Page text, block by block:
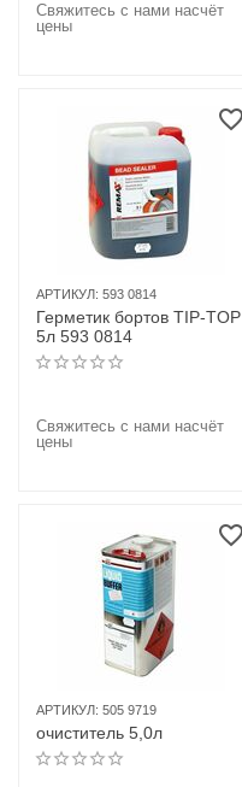
Свяжитесь с нами насчёт
цены
АРТИКУЛ: 593 0814
Герметик бортов TIP-TOP
5л 593 0814
Свяжитесь с нами насчёт
цены
АРТИКУЛ: 505 9719
очиститель 5,0л